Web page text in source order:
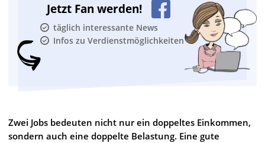
Jetzt Fan werden!
täglich interessante News
Infos zu Verdienstmöglichkeiten
Zwei Jobs bedeuten nicht nur ein doppeltes Einkommen,
sondern auch eine doppelte Belastung. Eine gute